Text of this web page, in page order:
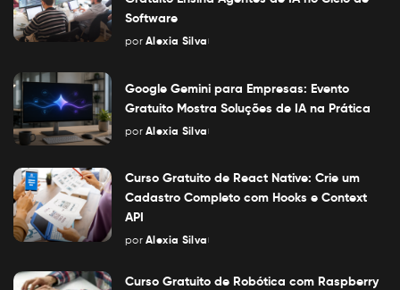
Software
Posted
por Alexia Silva
Google Gemini para Empresas: Evento
Gratuito Mostra Soluções de IA na Prática
Posted
por Alexia Silva
Curso Gratuito de React Native: Crie um
Cadastro Completo com Hooks e Context
API
Posted
por Alexia Silva
Curso Gratuito de Robótica com Raspberry